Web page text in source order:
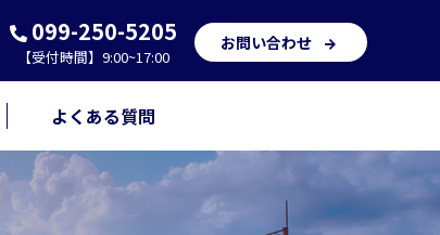
099-250-5205
【受付時間】9:00~17:00
お問い合わせ
よくある質問